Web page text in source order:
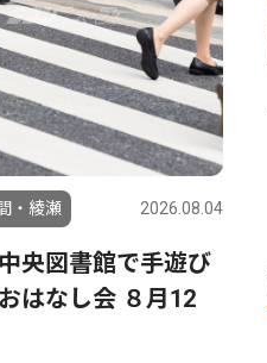
・綾瀬 2026.08.04
央図書館で手遊び
はなし会 ８月12